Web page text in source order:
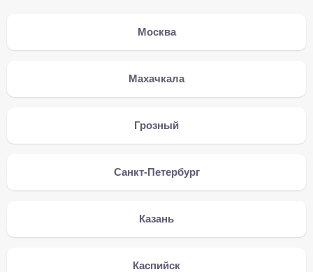
Москва
Махачкала
Грозный
Санкт-Петербург
Казань
Каспийск